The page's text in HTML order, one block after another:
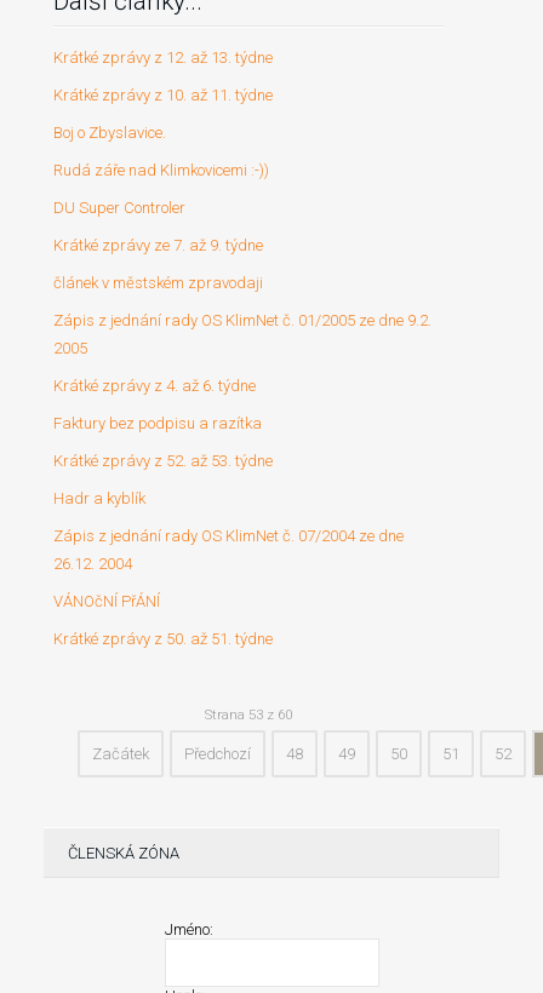
Krátké zprávy z 12. až 13. týdne
Krátké zprávy z 10. až 11. týdne
Boj o Zbyslavice.
Rudá záře nad Klimkovicemi :-))
DU Super Controler
Krátké zprávy ze 7. až 9. týdne
článek v městském zpravodaji
Zápis z jednání rady OS KlimNet č. 01/2005 ze dne 9.2.
2005
Krátké zprávy z 4. až 6. týdne
Faktury bez podpisu a razítka
Krátké zprávy z 52. až 53. týdne
Hadr a kyblík
Zápis z jednání rady OS KlimNet č. 07/2004 ze dne
26.12. 2004
VÁNOčNÍ PřÁNÍ
Krátké zprávy z 50. až 51. týdne
Strana 53 z 60
Začátek Předchozí 48 49 50 51 52
ČLENSKÁ ZÓNA
Jméno: